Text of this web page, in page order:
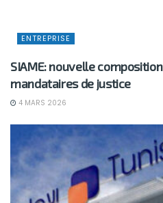
ENTREPRISE
SIAME: nouvelle
mandataires de justice
4 MARS 2026